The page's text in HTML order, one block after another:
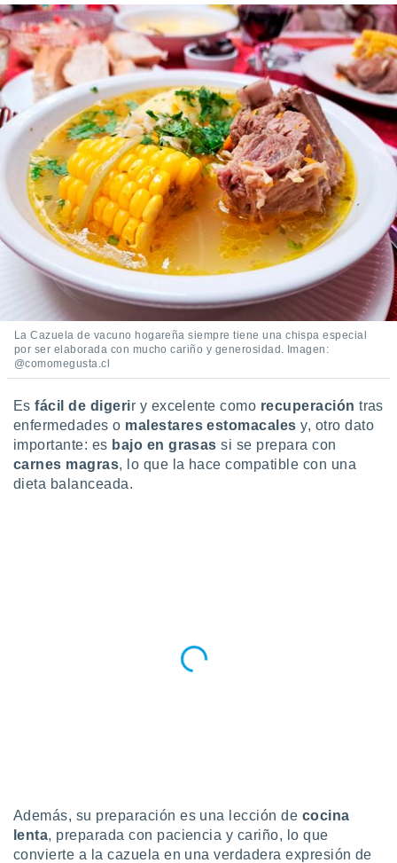
e
mediante
publicidad
publicidad
de
1199
La Cazuela de vacuno hogareña siempre tiene una chispa especial
por ser elaborada con mucho cariño y generosidad. Imagen:
@comomegusta.cl
Esfácil de digerir y excelente como recuperación tras
enfermedades o malestares estomacalesy, otro dato
importante: es bajo en grasas si se prepara con
carnes magras, lo que la hace compatible con una
dieta balanceada.
Además, su preparación es una lección de cocina
lenta, preparada con paciencia y cariño, lo que
convierte a la cazuela en una verdadera expresión de